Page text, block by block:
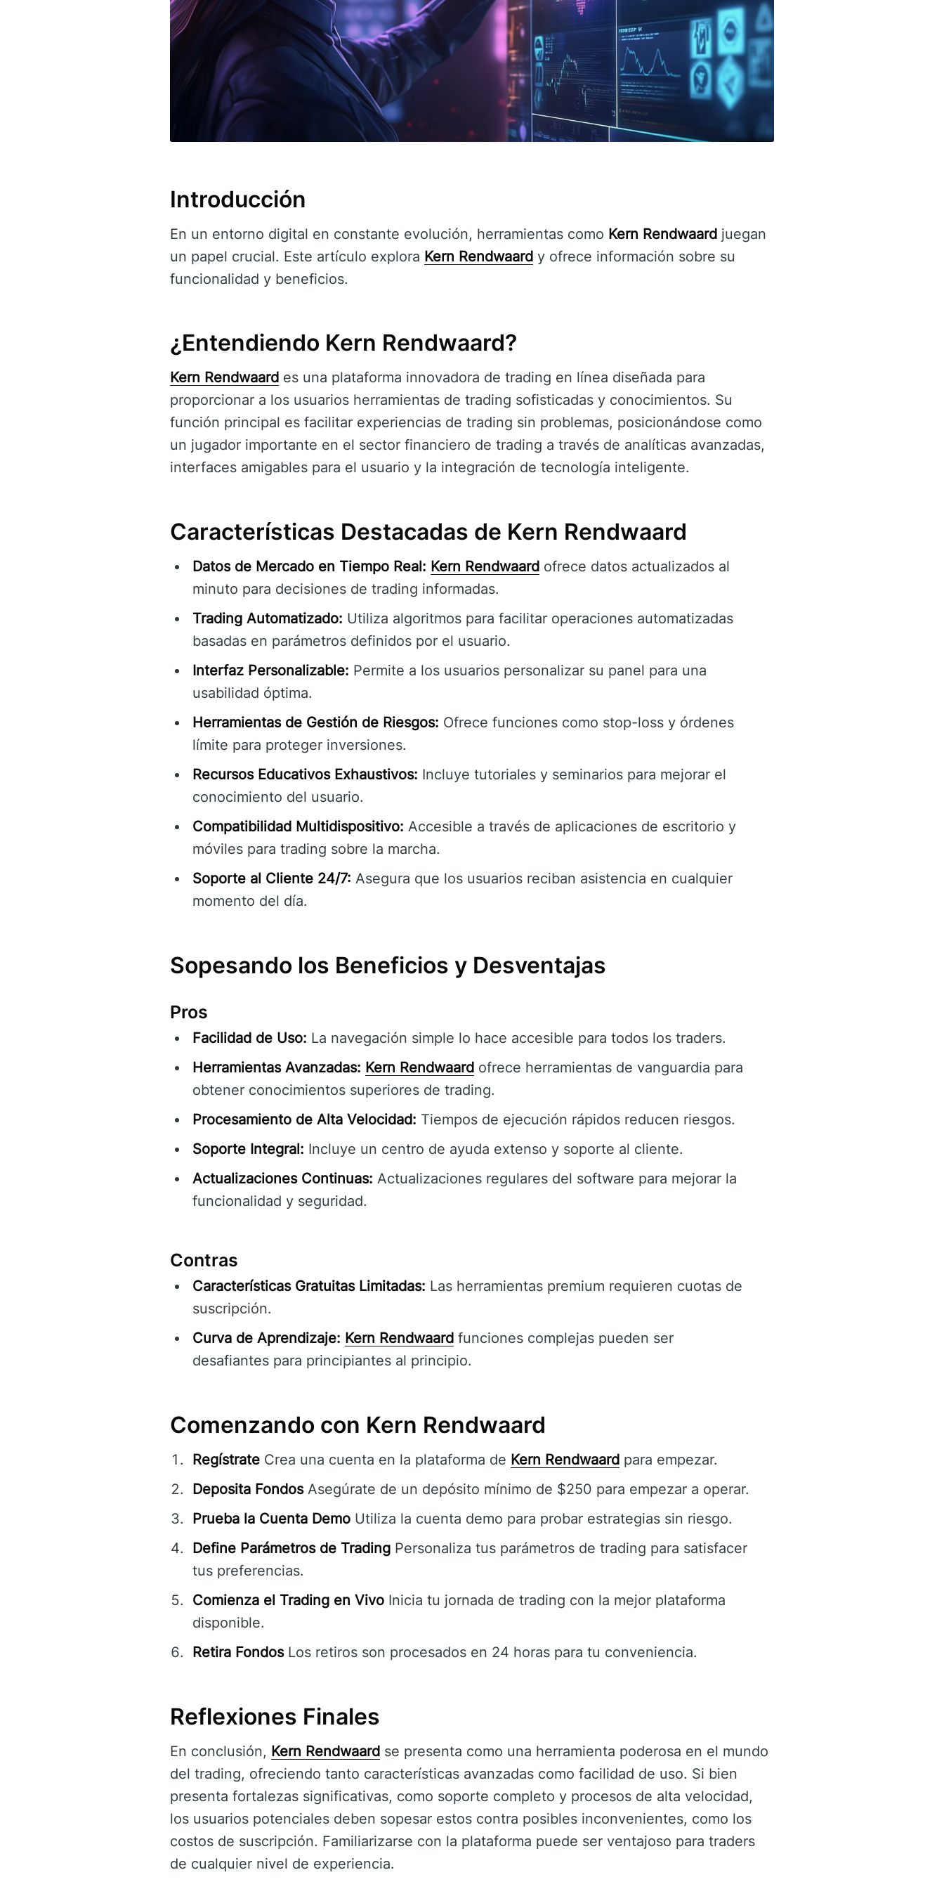
Introducción
En un entorno digital en constante evolución, herramientas como Kern Rendwaard juegan
un papel crucial. Este artículo explora Kern Rendwaard y ofrece información sobre su
funcionalidad y beneficios.
¿Entendiendo Kern Rendwaard?
Kern Rendwaard es una plataforma innovadora de trading en línea diseñada para
proporcionar a los usuarios herramientas de trading sofisticadas y conocimientos. Su
función principal es facilitar experiencias de trading sin problemas, posicionándose como
un jugador importante en el sector financiero de trading a través de analíticas avanzadas,
interfaces amigables para el usuario y la integración de tecnología inteligente.
Características Destacadas de Kern Rendwaard
Datos de Mercado en Tiempo Real: Kern Rendwaard ofrece datos actualizados al
minuto para decisiones de trading informadas.
Trading Automatizado: Utiliza algoritmos para facilitar operaciones automatizadas
basadas en parámetros definidos por el usuario.
Interfaz Personalizable: Permite a los usuarios personalizar su panel para una
usabilidad óptima.
Herramientas de Gestión de Riesgos: Ofrece funciones como stop-loss y órdenes
límite para proteger inversiones.
Recursos Educativos Exhaustivos: Incluye tutoriales y seminarios para mejorar el
conocimiento del usuario.
Compatibilidad Multidispositivo: Accesible a través de aplicaciones de escritorio y
móviles para trading sobre la marcha.
Soporte al Cliente 24/7: Asegura que los usuarios reciban asistencia en cualquier
momento del día.
Sopesando los Beneficios y Desventajas
Pros
Facilidad de Uso: La navegación simple lo hace accesible para todos los traders.
Herramientas Avanzadas: Kern Rendwaard ofrece herramientas de vanguardia para
obtener conocimientos superiores de trading.
Procesamiento de Alta Velocidad: Tiempos de ejecución rápidos reducen riesgos.
Soporte Integral: Incluye un centro de ayuda extenso y soporte al cliente.
Actualizaciones Continuas: Actualizaciones regulares del software para mejorar la
funcionalidad y seguridad.
Contras
Características Gratuitas Limitadas: Las herramientas premium requieren cuotas de
suscripción.
Curva de Aprendizaje: Kern Rendwaard funciones complejas pueden ser
desafiantes para principiantes al principio.
Comenzando con Kern Rendwaard
Regístrate Crea una cuenta en la plataforma de Kern Rendwaard para empezar.
Deposita FondosAsegúrate de un depósito mínimo de $250 para empezar a operar.
Prueba la Cuenta Demo Utiliza la cuenta demo para probar estrategias sin riesgo.
Define Parámetros de Trading Personaliza tus parámetros de trading para satisfacer
tus preferencias.
Comienza el Trading en Vivo Inicia tu jornada de trading con la mejor plataforma
disponible.
Retira FondosLos retiros son procesados en 24 horas para tu conveniencia.
Reflexiones Finales
En conclusión, Kern Rendwaard se presenta como una herramienta poderosa en el mundo
del trading, ofreciendo tanto características avanzadas como facilidad de uso. Si bien
presenta fortalezas significativas, como soporte completo y procesos de alta velocidad,
los usuarios potenciales deben sopesar estos contra posibles inconvenientes, como los
costos de suscripción. Familiarizarse con la plataforma puede ser ventajoso para traders
de cualquier nivel de experiencia.